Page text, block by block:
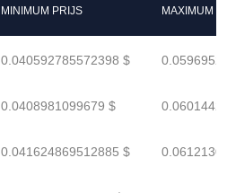
MINIMUM PRIJS MAXIMUM
0.040592785572398 $
0.0408981099679 $
0.041624869512885 $